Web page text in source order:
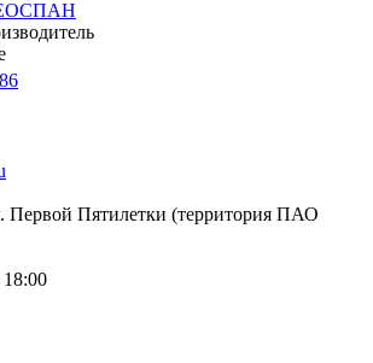
Первой Пятилетки (территория ПАО